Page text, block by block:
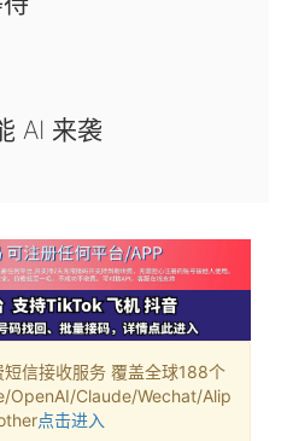
AI 来袭
信接收服务 覆盖全球188个
OpenAI/Claude/Wechat/Alip
点击进入